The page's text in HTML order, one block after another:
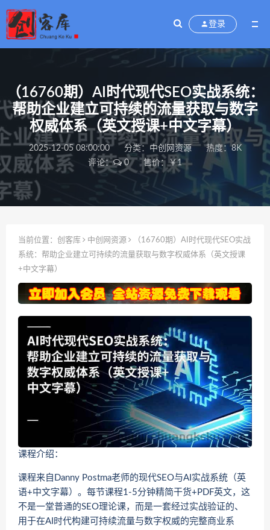
登录
（16760期）AI时代现代SEO实战系统：
帮助企业建立可持续的流量获取与数字
权威体系（英文授课+中文字幕）
2025-12-05 08:00:00 分类： 中创网资源
热度：8K
评论：
0 售价：￥1
当前位置： 创客库 中创网资源
（16760期）AI时代现代SEO实战
系统：帮助企业建立可持续的流量获取与数字权威体系（英文授课
+中文字幕）
课程介绍：
课程来自Danny Postma老师的现代SEO与AI实战系统（英
语+中文字幕）。每节课程1-5分钟精简干货+PDF英文，这
不是一堂普通的SEO理论课，而是一套经过实战验证的、
用于在AI时代构建可持续流量与数字权威的完整商业系